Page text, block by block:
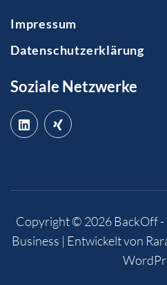
Impressum
Datenschutzerklärung
Soziale Netzwerke
Copyright © 2026BackOff
Business | Entwickelt von